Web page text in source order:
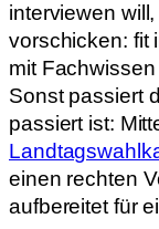
interviewen
vorschicken: fit
mit
Sonst passiert
passiert ist:
einen rechten
aufbereitet für